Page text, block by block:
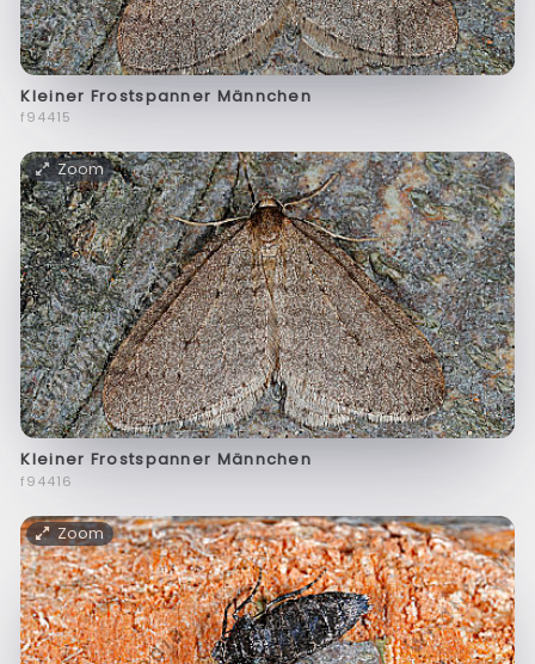
Kleiner Frostspanner Männchen
f94415
Zoom
Kleiner Frostspanner Männchen
f94416
Zoom